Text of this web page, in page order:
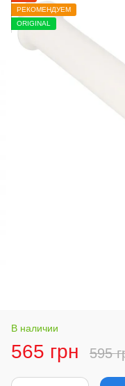
РЕКОМЕНДУЕМ
ORIGINAL
В наличии
565 грн 595